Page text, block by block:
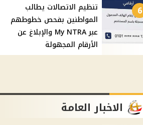
6
تنظيم الاتصالات يطالب
المواطنين بفحص خطوطهم
عبر My NTRA والإبلاغ عن
الأرقام المجهولة
الاخبار العامة